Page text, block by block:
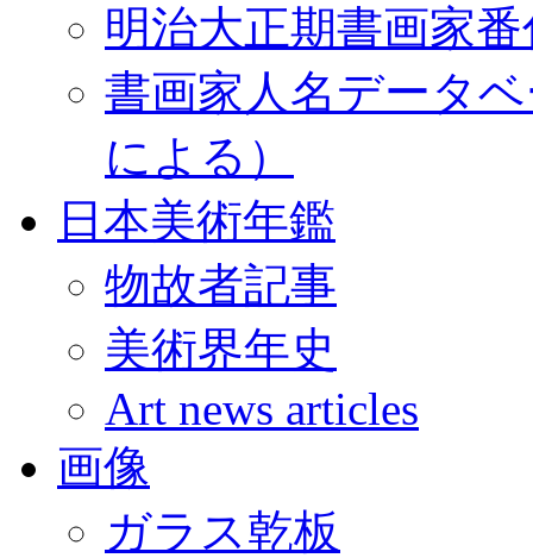
明治大正期書画家
書画家人名データ
による）
日本美術年鑑
物故者記事
美術界年史
Art news articles
画像
ガラス乾板